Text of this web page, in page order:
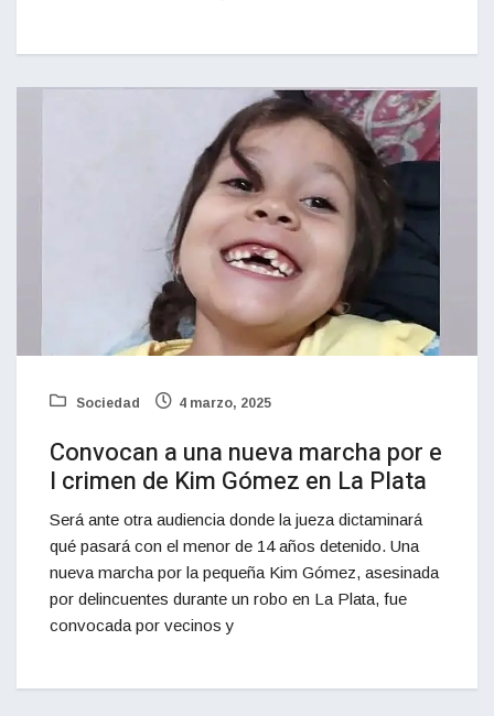
Sociedad 4 marzo, 2025
Convocan a una nueva marcha por e
l crimen de Kim Gómez en La Plata
Será ante otra audiencia donde la jueza dictaminará
qué pasará con el menor de 14 años detenido. Una
nueva marcha por la pequeña Kim Gómez, asesinada
por delincuentes durante un robo en La Plata, fue
convocada por vecinos y